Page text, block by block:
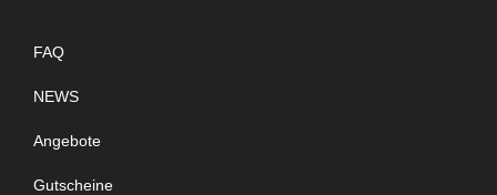
FAQ
NEWS
Angebote
Gutscheine